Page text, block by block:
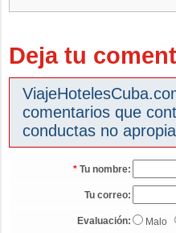
Deja tu
comentarios que
conductas no
* Tu nombre:
Tu correo:
Evaluación: Malo